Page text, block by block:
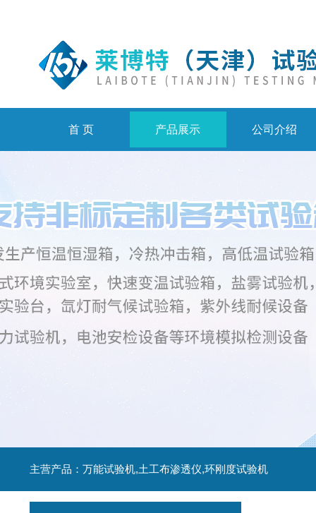
首 页 产品展示 公司介绍
主营产品：万能试验机,土工布渗透仪,环刚度试验机